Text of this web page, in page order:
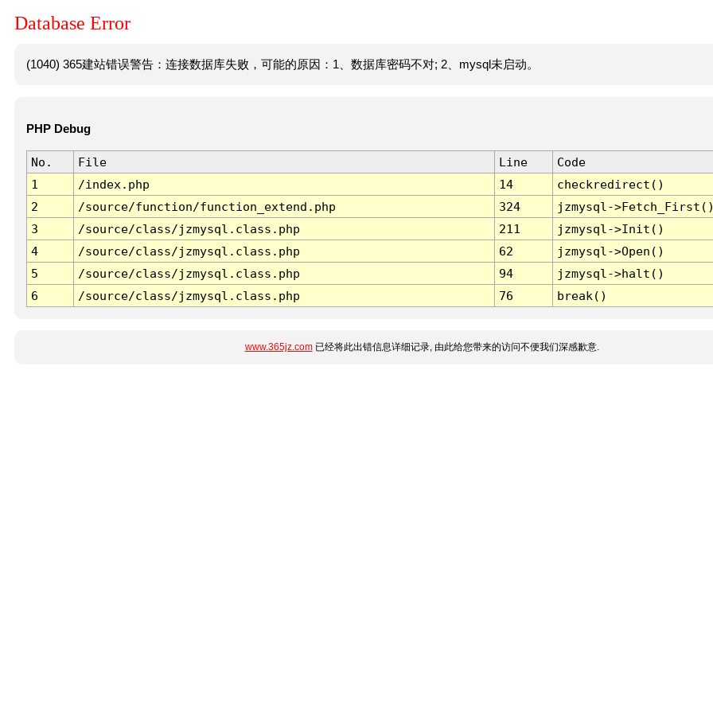
Database Error
(1040) 365建站错误警告：连接数据库失败，可能的原因：1、数据库密码不对; 2、mysql未启动。
PHP Debug
No. File Line
Code
1
/index.php 14
checkredirect()
2
/source/function/function_extend.php 324
jzmysql-
3
/source/class/jzmysql.class.php 211
jzmysql->Init()
4
/source/class/jzmysql.class.php 62
jzmysql->Open()
5
/source/class/jzmysql.class.php 94
jzmysql->halt()
6
/source/class/jzmysql.class.php 76 break()
www.365jz.com已经将此出错信息详细记录, 由此给您带来的访问不便我们深感歉意.